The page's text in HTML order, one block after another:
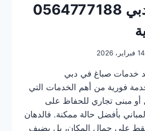
صباغ في دبي 0564777188
14 فبراير، 2026
خدمات صباغ في دبي
خدمة فورية من أهم الخدمات التي
أو مبنى تجاري للحفاظ على
بأفضل حالة ممكنة. فالدهان
فقط على جمال المكان، بل يضيف